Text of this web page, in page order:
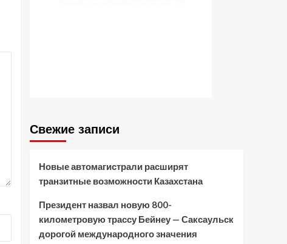
Свежие записи
Новые автомагистрали расширят
транзитные возможности Казахстана
Президент назвал новую 800-
километровую трассу Бейнеу — Саксаульск
дорогой международного значения